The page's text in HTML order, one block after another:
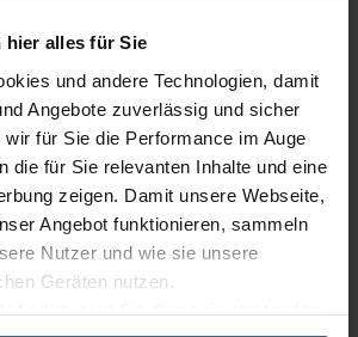
alles für Sie
und andere Technologien, damit
Angebote zuverlässig und sicher
wir für Sie die Performance im Auge
die für Sie relevanten Inhalte und eine
zeigen. Damit unsere Webseite,
Angebot funktionieren, sammeln
Nutzer und wie sie unsere
Geräten nutzen.
finden, sind Sie damit einverstanden
Kastenwagen (Test 2023): Ist
e-Jumpy noch gewachsen?
Jumpy als e-Jumpy rein
den Jumpy Kastenwagen heute aber mit
zeichnet ihn 2023 aus, was spricht für,